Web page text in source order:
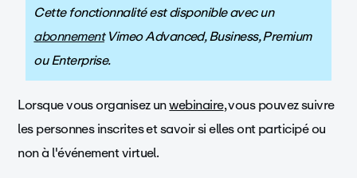
Cette fonctionnalité est disponible avec un
abonnementVimeo Advanced, Business, Premium
ou Enterprise.
Lorsque vous organisez unwebinaire, vous pouvez suivre
les personnes inscrites et savoir si elles ont participé ou
non à l'événement virtuel.